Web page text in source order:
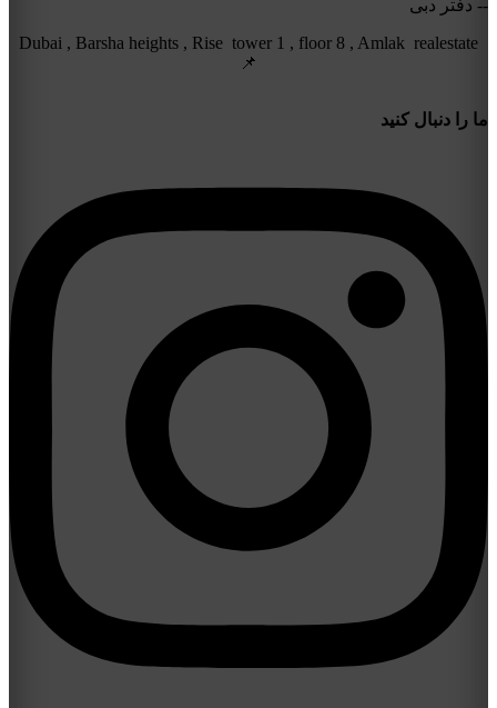
-- دفتر دبی
Dubai , Barsha heights , Rise tower 1 , floor 8 , Amlak realestate
📌
ما را دنبال کنید